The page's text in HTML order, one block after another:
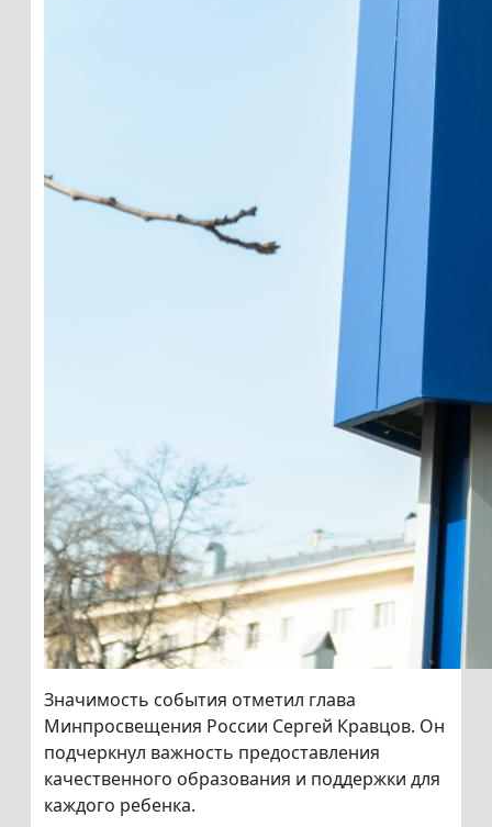
Значимость события отметил глава
Минпросвещения России Сергей Кравцов. Он
подчеркнул важность предоставления
качественного образования и поддержки для
каждого ребенка.